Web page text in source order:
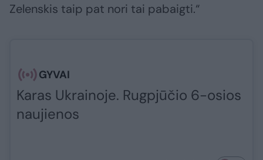
Zelenskis taip pat nori tai pabaigti.“
GYVAI
Karas Ukrainoje. Rugpjūčio 6-osios
naujienos